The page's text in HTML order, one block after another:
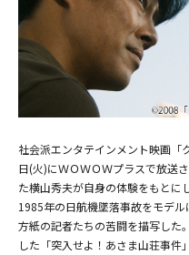
社会派エンタテインメント映画「
日(火)にＷＯＷＯＷプラスで放送
た横山秀夫が自身の体験をもとに
1985年の日航機墜落事故をモデ
方紙の記者たちの苦闘を描写した
した「突入せよ！あさま山荘事
⒞2008「クライマーズ・ハイ」フィルム